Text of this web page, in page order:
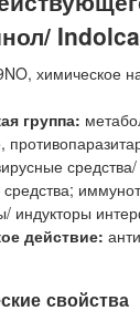
химическое
группа:
индукторы
действие:
свойства